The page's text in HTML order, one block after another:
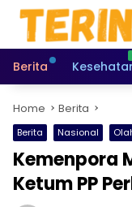
Skip
content
Berita
Home Berita
Berita Nasional
Kemenpora
Ketum PP